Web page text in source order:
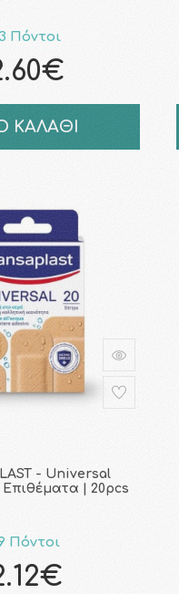
Πόντοι
ΚΑΛΑΘΙ
- Universal
| 20pcs
Πόντοι